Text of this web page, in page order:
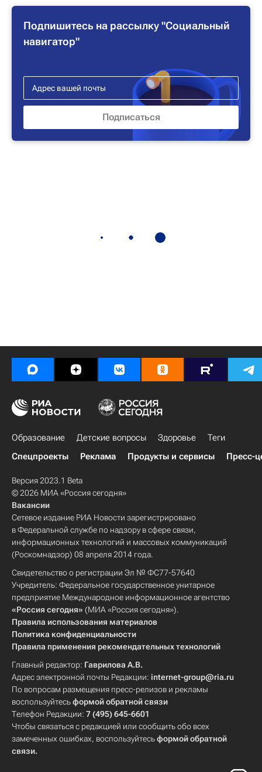
Подпишитесь на рассылку "Социальный
навигатор"
Образование Детские вопросы Здоровье
Теги
Спецпроекты
Реклама Продукты и сервисы Пресс-
Версия 2023.1 Beta
© 2026 МИА «Россия сегодня»
Вакансии
Сетевое издание РИА Новости зарегистрировано
в Федеральной службе по надзору в сфере связи,
информационных технологий и массовых коммуникаций
(Роскомнадзор) 08 апреля 2014 года.
Свидетельство о регистрации Эл № ФС77-57640
Учредитель: Федеральное государственное унитарное
предприятие Международное информационное агентство
«Россия сегодня» (МИА «Россия сегодня»).
Правила использования материалов
Политика конфиденциальности
Правила применения рекомендательных технологий
Главный редактор: Гаврилова А.В.
Адрес электронной почты Редакции: internet-group@ria.ru
По вопросам размещения пресс-релизов и рекламы
воспользуйтесьформой обратной связи
Телефон Редакции: 7 (495) 645-6601
Чтобы связаться с редакцией или сообщить обо всех
замеченных ошибках, воспользуйтесьформой обратной
связи.